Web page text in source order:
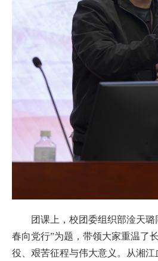
团课上，校团委组织部淦天
春向党行”为题，带领大家重温了
役、艰苦征程与伟大意义。从湘